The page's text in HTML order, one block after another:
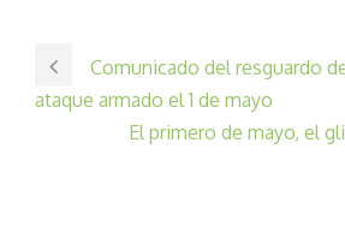
Comunicado del resguardo
ataque armado el 1 de mayo
El primero de mayo, el